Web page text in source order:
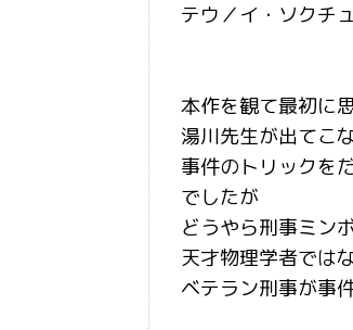
テウ／イ・ソクチ
本作を観て最初に
湯川先生が出てこ
事件のトリックを
でしたが
どうやら刑事ミン
天才物理学者では
ベテラン刑事が事